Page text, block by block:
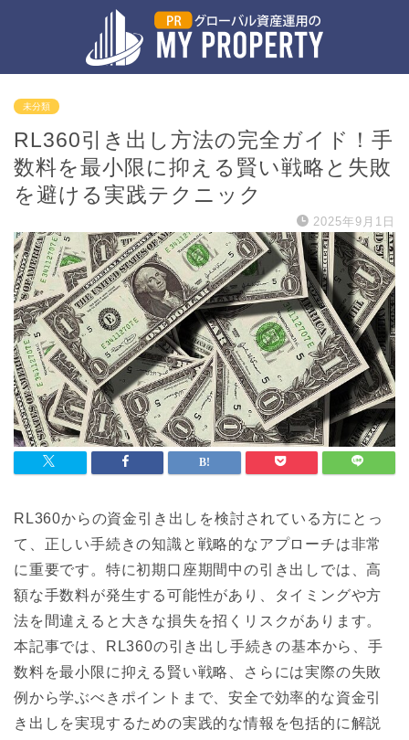
未分類
RL360引き出し方法の完全ガイド！手
数料を最小限に抑える賢い戦略と失敗
を避ける実践テクニック
2025年9月1日
RL360からの資金引き出しを検討されている方にとっ
て、正しい手続きの知識と戦略的なアプローチは非常
に重要です。特に初期口座期間中の引き出しでは、高
額な手数料が発生する可能性があり、タイミングや方
法を間違えると大きな損失を招くリスクがあります。
本記事では、RL360の引き出し手続きの基本から、手
数料を最小限に抑える賢い戦略、さらには実際の失敗
例から学ぶべきポイントまで、安全で効率的な資金引
き出しを実現するための実践的な情報を包括的に解説